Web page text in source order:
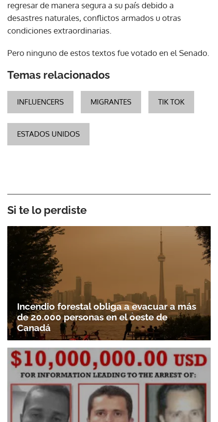
regresar de manera segura a su país debido a
desastres naturales, conflictos armados u otras
condiciones extraordinarias.
Pero ninguno de estos textos fue votado en el Senado.
Temas relacionados
INFLUENCERS MIGRANTES TIK TOK
ESTADOS UNIDOS
Si te lo perdiste
Incendio forestal obliga a evacuar a más
de 20.000 personas en el oeste de
Canadá